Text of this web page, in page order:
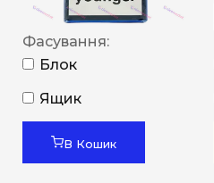
Фасування:
Блок
Ящик
В Кошик